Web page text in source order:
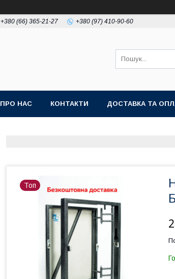
+380 (66) 365-21-27 +380 (97) 410-90-60
ПРО НАС КОНТАКТИ ДОСТАВКА ТА
Топ